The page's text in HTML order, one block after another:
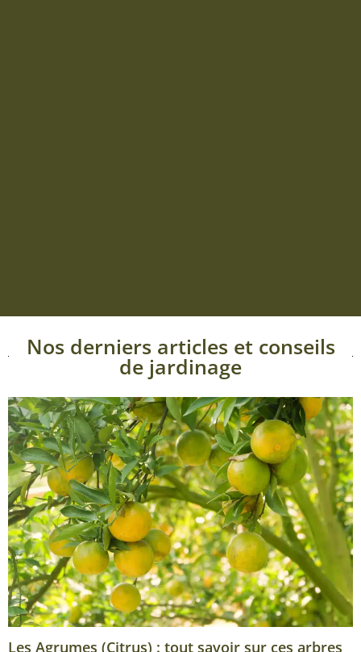
Nos derniers articles et conseils
de jardinage
Les Agrumes (Citrus) : tout savoir sur ces arbres